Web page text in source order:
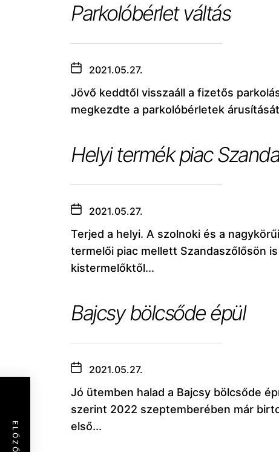
ELŐZŐ
Parkolóbérlet váltás
2021.05.27.
Jövő keddtől visszaáll a fizetős
megkezdte a parkolóbérletek
Helyi termék piac
2021.05.27.
Terjed a helyi. A szolnoki és a
termelői piac mellett Szandaszőlősön
kistermelőktől...
Bajcsy bölcsőde épül
2021.05.27.
Jó ütemben halad a Bajcsy bölcsőde
szerint 2022 szeptemberében már
első...